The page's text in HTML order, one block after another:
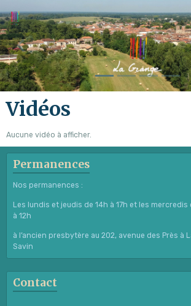
Vidéos
Aucune vidéo à afficher.
Permanences
Nos permanences :
Les lundis et jeudis de 14h à 17h et les
à 12h
à l’ancien presbytère au 202, avenue des Près à
Savin
Contact